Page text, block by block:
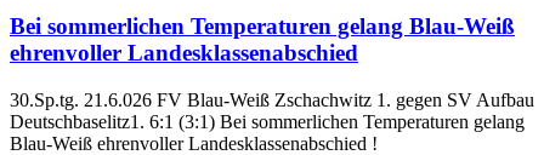
Bei sommerlichen Temperaturen gelang Blau-Weiß
ehrenvoller Landesklassenabschied
30.Sp.tg. 21.6.026 FV Blau-Weiß Zschachwitz 1. gegen SV Aufbau
Deutschbaselitz1. 6:1 (3:1) Bei sommerlichen Temperaturen gelang
Blau-Weiß ehrenvoller Landesklassenabschied !